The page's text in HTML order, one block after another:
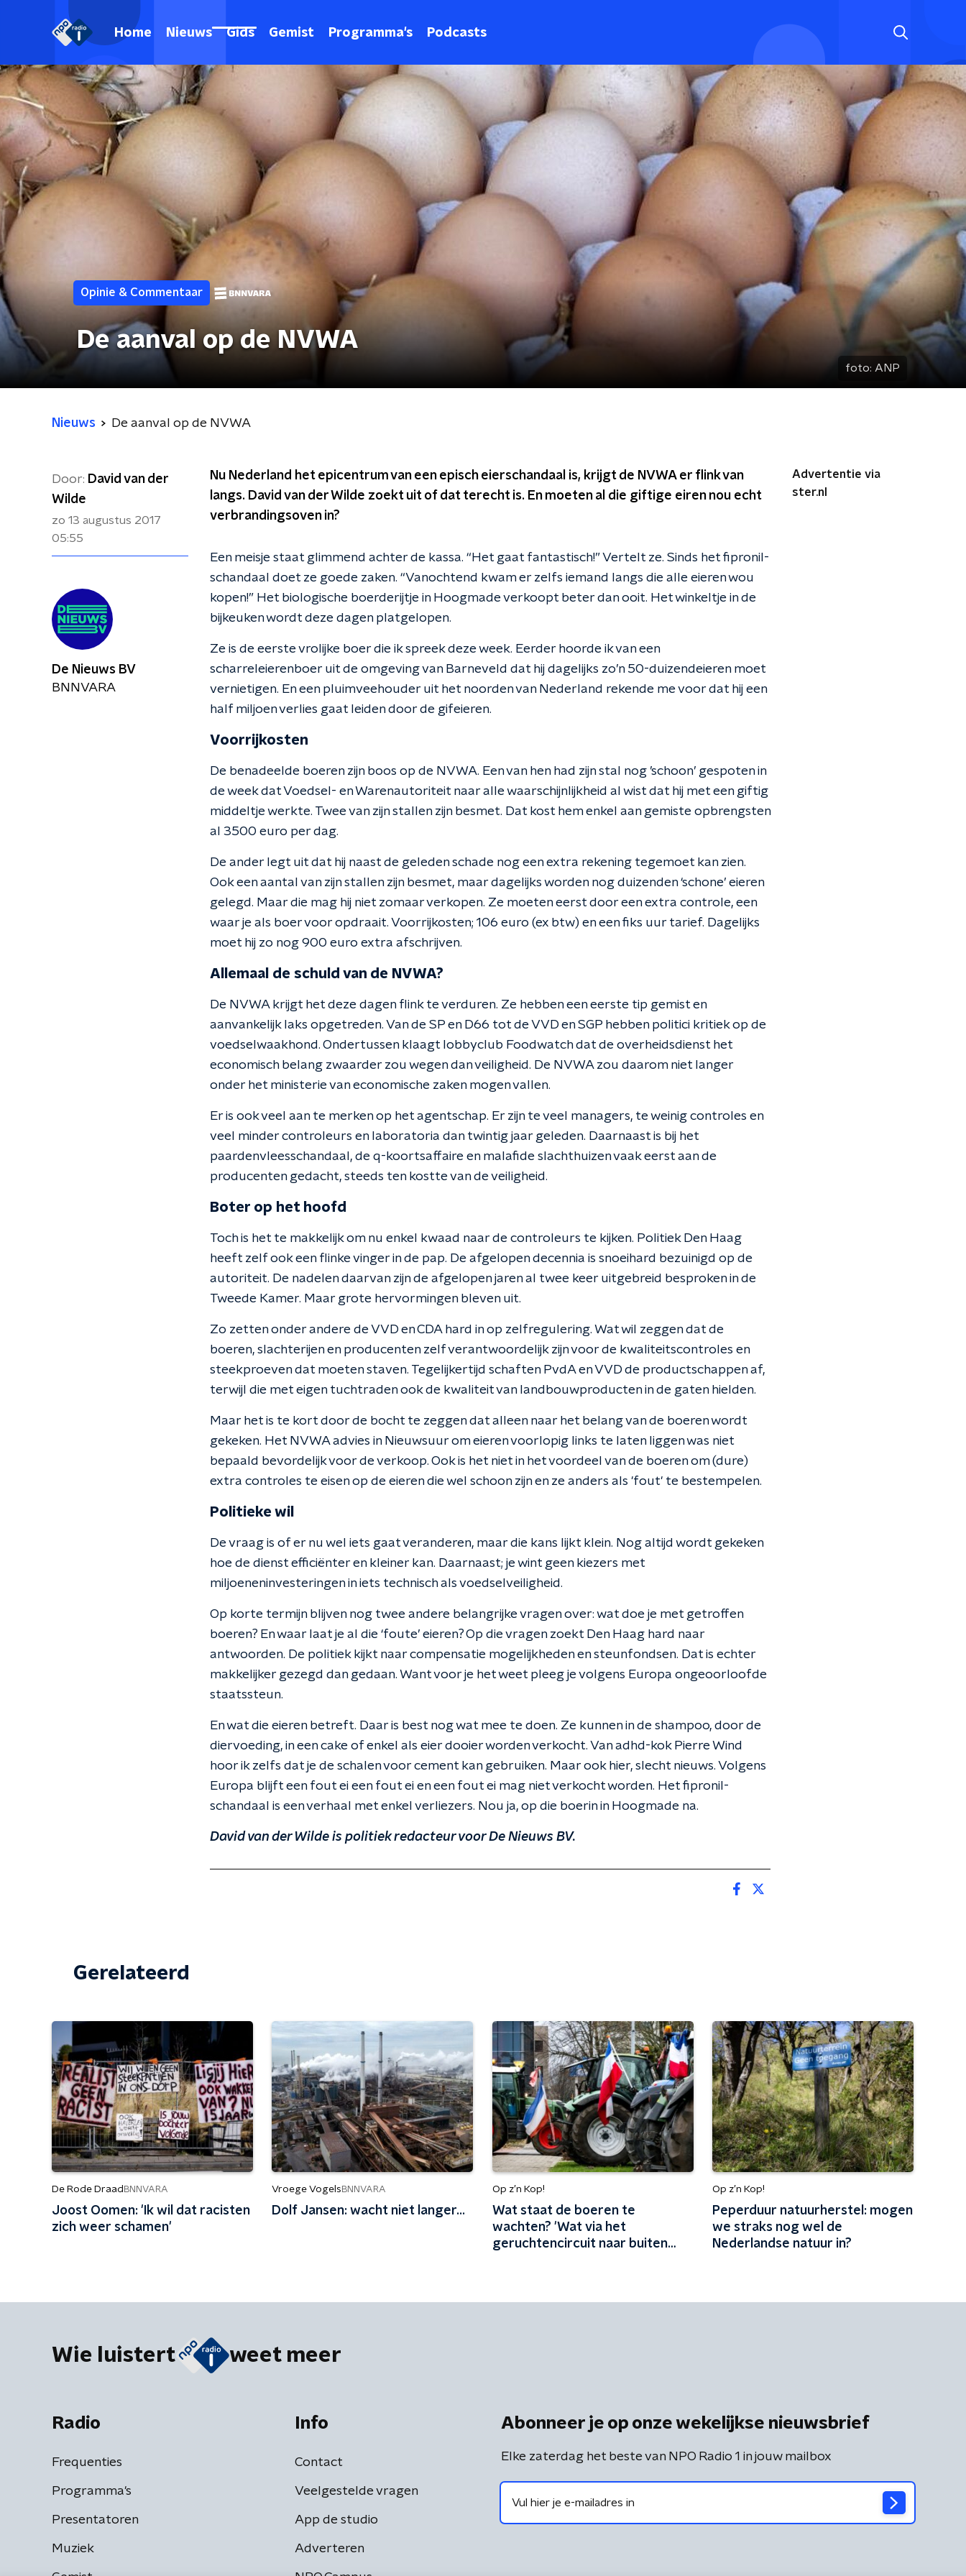
Home Nieuws Gids Gemist Programma's Podcasts
Opinie & Commentaar
De aanval op de NVWA
foto: ANP
Nieuws De aanval op de NVWA
Door: David van der
Wilde
zo 13 augustus 2017
05:55
Nu Nederland het epicentrum van een episch eierschandaal is, krijgt de NVWA er flink van
langs. David van der Wilde zoekt uit of dat terecht is. En moeten al die giftige eiren nou echt
verbrandingsoven in?
Een meisje staat glimmend achter de kassa. “Het gaat fantastisch!” Vertelt ze. Sinds het fipronil-
schandaal doet ze goede zaken. “Vanochtend kwam er zelfs iemand langs die alle eieren wou
kopen!” Het biologische boerderijtje in Hoogmade verkoopt beter dan ooit. Het winkeltje in de
bijkeuken wordt deze dagen platgelopen.
Ze is de eerste vrolijke boer die ik spreek deze week. Eerder hoorde ik van een
scharreleierenboer uit de omgeving van Barneveld dat hij dagelijks zo’n 50-duizendeieren moet
vernietigen. En een pluimveehouder uit het noorden van Nederland rekende me voor dat hij een
half miljoen verlies gaat leiden door de gifeieren.
Voorrijkosten
De benadeelde boeren zijn boos op de NVWA. Een van hen had zijn stal nog ’schoon’ gespoten in
de week dat Voedsel- en Warenautoriteit naar alle waarschijnlijkheid al wist dat hij met een giftig
middeltje werkte. Twee van zijn stallen zijn besmet. Dat kost hem enkel aan gemiste opbrengsten
al 3500 euro per dag.
De ander legt uit dat hij naast de geleden schade nog een extra rekening tegemoet kan zien.
Ook een aantal van zijn stallen zijn besmet, maar dagelijks worden nog duizenden ‘schone’ eieren
gelegd. Maar die mag hij niet zomaar verkopen. Ze moeten eerst door een extra controle, een
waar je als boer voor opdraait. Voorrijkosten; 106 euro (ex btw) en een fiks uur tarief. Dagelijks
moet hij zo nog 900 euro extra afschrijven.
Allemaal de schuld van de NVWA?
De NVWA krijgt het deze dagen flink te verduren. Ze hebben een eerste tip gemist en
aanvankelijk laks opgetreden. Van de SP en D66 tot de VVD en SGP hebben politici kritiek op de
voedselwaakhond. Ondertussen klaagt lobbyclub Foodwatch dat de overheidsdienst het
economisch belang zwaarder zou wegen dan veiligheid. De NVWA zou daarom niet langer
onder het ministerie van economische zaken mogen vallen.
Er is ook veel aan te merken op het agentschap. Er zijn te veel managers, te weinig controles en
veel minder controleurs en laboratoria dan twintig jaar geleden. Daarnaast is bij het
paardenvleesschandaal, de q-koortsaffaire en malafide slachthuizen vaak eerst aan de
producenten gedacht, steeds ten kostte van de veiligheid.
Boter op het hoofd
Toch is het te makkelijk om nu enkel kwaad naar de controleurs te kijken. Politiek Den Haag
heeft zelf ook een flinke vinger in de pap. De afgelopen decennia is snoeihard bezuinigd op de
autoriteit. De nadelen daarvan zijn de afgelopen jaren al twee keer uitgebreid besproken in de
Tweede Kamer. Maar grote hervormingen bleven uit.
Zo zetten onder andere de VVD en CDA hard in op zelfregulering. Wat wil zeggen dat de
boeren, slachterijen en producenten zelf verantwoordelijk zijn voor de kwaliteitscontroles en
steekproeven dat moeten staven. Tegelijkertijd schaften PvdA en VVD de productschappen af,
terwijl die met eigen tuchtraden ook de kwaliteit van landbouwproducten in de gaten hielden.
Maar het is te kort door de bocht te zeggen dat alleen naar het belang van de boeren wordt
gekeken. Het NVWA advies in Nieuwsuur om eieren voorlopig links te laten liggen was niet
bepaald bevordelijk voor de verkoop. Ook is het niet in het voordeel van de boeren om (dure)
extra controles te eisen op de eieren die wel schoon zijn en ze anders als 'fout' te bestempelen.
Politieke wil
De vraag is of er nu wel iets gaat veranderen, maar die kans lijkt klein. Nog altijd wordt gekeken
hoe de dienst efficiënter en kleiner kan. Daarnaast; je wint geen kiezers met
miljoeneninvesteringen in iets technisch als voedselveiligheid.
Op korte termijn blijven nog twee andere belangrijke vragen over: wat doe je met getroffen
boeren? En waar laat je al die ‘foute’ eieren? Op die vragen zoekt Den Haag hard naar
antwoorden. De politiek kijkt naar compensatie mogelijkheden en steunfondsen. Dat is echter
makkelijker gezegd dan gedaan. Want voor je het weet pleeg je volgens Europa ongeoorloofde
staatssteun.
En wat die eieren betreft. Daar is best nog wat mee te doen. Ze kunnen in de shampoo, door de
diervoeding, in een cake of enkel als eier dooier worden verkocht. Van adhd-kok Pierre Wind
hoor ik zelfs dat je de schalen voor cement kan gebruiken. Maar ook hier, slecht nieuws. Volgens
Europa blijft een fout ei een fout ei en een fout ei mag niet verkocht worden. Het fipronil-
schandaal is een verhaal met enkel verliezers. Nou ja, op die boerin in Hoogmade na.
David van der Wilde is politiek redacteur voor De Nieuws BV.
Advertentie via
ster.nl
De Nieuws BV
BNNVARA
Gerelateerd
De Rode Draad BNNVARA
Joost Oomen: 'Ik wil dat racisten
zich weer schamen'
Vroege Vogels BNNVARA
Dolf Jansen: wacht niet langer...
Op z’n Kop!
Wat staat de boeren te
wachten? 'Wat via het
geruchtencircuit naar buiten
Op z’n Kop!
Peperduur natuurherstel: mogen
we straks nog wel de
Nederlandse natuur in?
Wie luistert weet meer
Radio
Frequenties
Programma's
Presentatoren
Muziek
Info
Contact
Veelgestelde vragen
App de studio
Adverteren
Abonneer je op onze wekelijkse nieuwsbrief
Elke zaterdag het beste van NPO Radio 1 in jouw mailbox